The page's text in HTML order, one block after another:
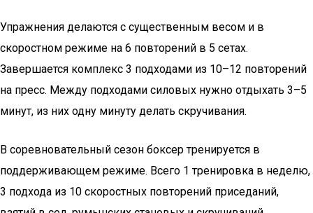
Упражнения делаются с существенным весом и в
скоростном режиме на 6 повторений в 5 сетах.
Завершается комплекс 3 подходами из 10–12 повторений
на пресс. Между подходами силовых нужно отдыхать 3–5
минут, из них одну минуту делать скручивания.
В соревновательный сезон боксер тренируется в
поддерживающем режиме. Всего 1 тренировка в неделю,
3 подхода из 10 скоростных повторений приседаний,